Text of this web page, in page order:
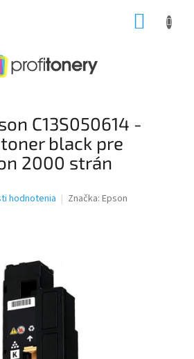
C13S050614 -
black pre
2000 strán
hodnotenia Značka: Epson